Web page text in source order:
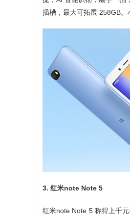
插槽，最大可拓展 258GB。
3. 红米note Note 5
红米note Note 5 称得上千